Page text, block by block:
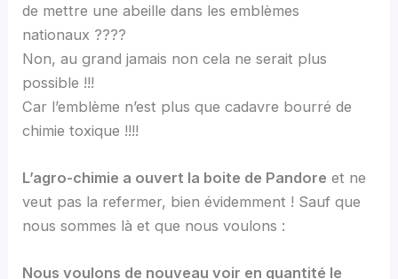
de mettre une abeille dans les emblèmes
nationaux ????
Non, au grand jamais non cela ne serait plus
possible !!!
Car l’emblème n’est plus que cadavre bourré de
chimie toxique !!!!
L’agro-chimie a ouvert la boite de Pandore et ne
veut pas la refermer, bien évidemment ! Sauf que
nous sommes là et que nous voulons :
Nous voulons de nouveau voir en quantité le